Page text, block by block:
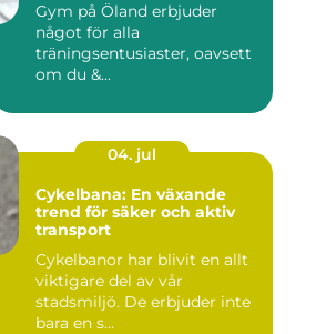
Gym på Öland erbjuder
något för alla
träningsentusiaster, oavsett
om du &...
04. jul
Cykelbana: En växande
trend för säker och aktiv
transport
Cykelbanor har blivit en allt
viktigare del av vår
stadsmiljö. De erbjuder inte
bara en s...